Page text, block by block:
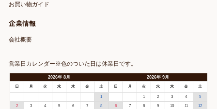
お買い物ガイド
企業情報
会社概要
営業日カレンダー※色のついた日は休業日です。
2026年 8月
日 月 火 水 木 金 土
1
2 3 4 5 6 7 8
2026年9月
日 月 火 水 木 金 土
1 2 3 4 5
6 7 8 9 10 11 12